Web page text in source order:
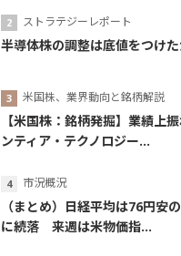
ストラテジーレポート
半導体株の調整は底値をつけ
米国株、業界動向と銘柄解説
【米国株：銘柄発掘】業績上
ンティア・テクノロジー...
市況概況
（まとめ）日経平均は76円安
に続落 来週は米物価指...